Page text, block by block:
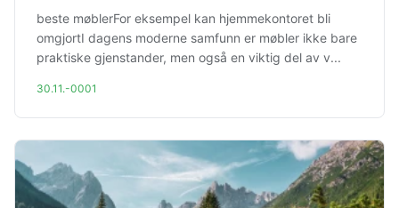
beste møblerFor eksempel kan hjemmekontoret bli
omgjortI dagens moderne samfunn er møbler ikke bare
praktiske gjenstander, men også en viktig del av v...
30.11.-0001